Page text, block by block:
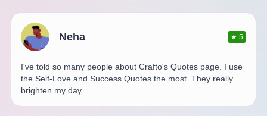
Neha ★5
I've told so many people about Crafto's Quotes page. I use
the Self-Love and Success Quotes the most. They really
brighten my day.